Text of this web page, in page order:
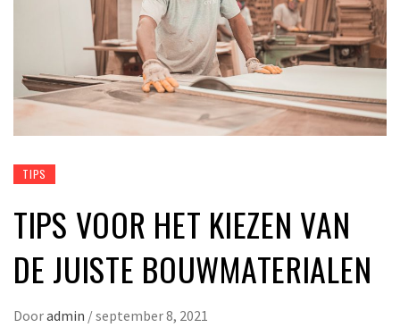
TIPS
TIPS VOOR HET KIEZEN VAN
DE JUISTE BOUWMATERIALEN
Dooradmin /september 8, 2021